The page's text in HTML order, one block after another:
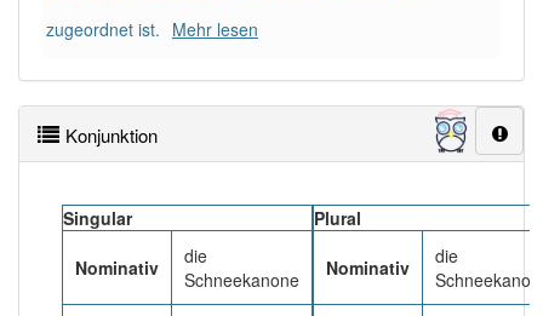
zugeordnet ist. Mehr lesen
Konjunktion
Singular
Nominativ
die
Schneekanone
Plural
Nominativ
die